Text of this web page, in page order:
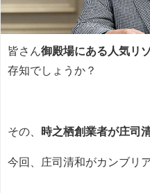
皆さん御殿場にある人気リ
存知でしょうか？
その、 時之栖創業者が庄司
今回、庄司清和がカンブリ